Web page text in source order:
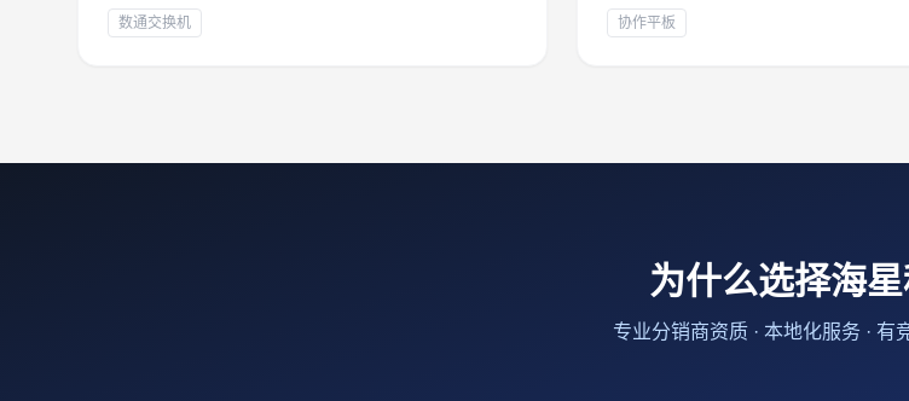
数通交换机
公需求
协作平板
为什么选择海
专业分销商资质 · 本地化服务 · 有